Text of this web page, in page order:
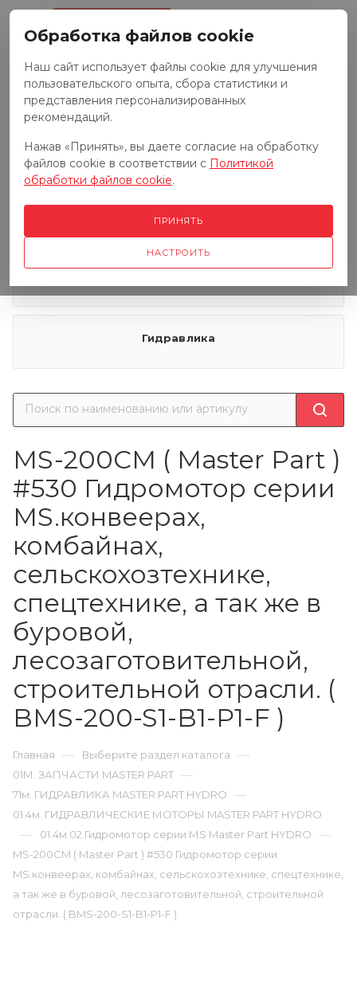
Запчасти к тракторам
Запчасти к грузовым автомобилям
Гидравлика
MS-200CM ( Master Part )
#530 Гидромотор серии
MS.конвеерах,
комбайнах,
сельскохозтехнике,
спецтехнике, а так же в
буровой,
лесозаготовительной,
строительной отрасли. (
BMS-200-S1-B1-P1-F )
Главная — Выберите раздел каталога —
01М. ЗАПЧАСТИ MASTER PART —
71м. ГИДРАВЛИКА MASTER PART HYDRO —
01.4м. ГИДРАВЛИЧЕСКИЕ МОТОРЫ MASTER PART HYDRO
— 01.4м.02 Гидромотор серии МS Master Part HYDRO —
MS-200CM ( Master Part ) #530 Гидромотор серии
MS.конвеерах, комбайнах, сельскохозтехнике, спецтехнике,
а так же в буровой, лесозаготовительной, строительной
отрасли. ( BMS-200-S1-B1-P1-F )
Обработка файлов cookie
Наш сайт использует файлы cookie для улучшения
пользовательского опыта, сбора статистики и
представления персонализированных
рекомендаций.
Нажав «Принять», вы даете согласие на обработку
файлов cookie в соответствии с Политикой
обработки файлов cookie.
НАСТРОИТЬ
ПРИНЯТЬ